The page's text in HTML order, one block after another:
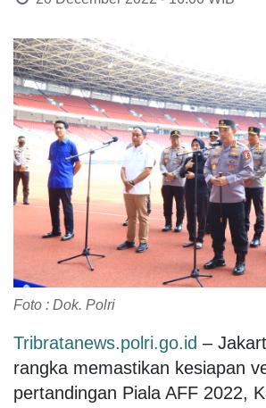
Foto : Dok. Polri
Tribratanews.polri.go.id –
rangka memastikan kesiapan
pertandingan Piala AFF 2022,